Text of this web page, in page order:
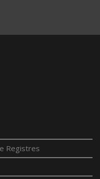
Registres